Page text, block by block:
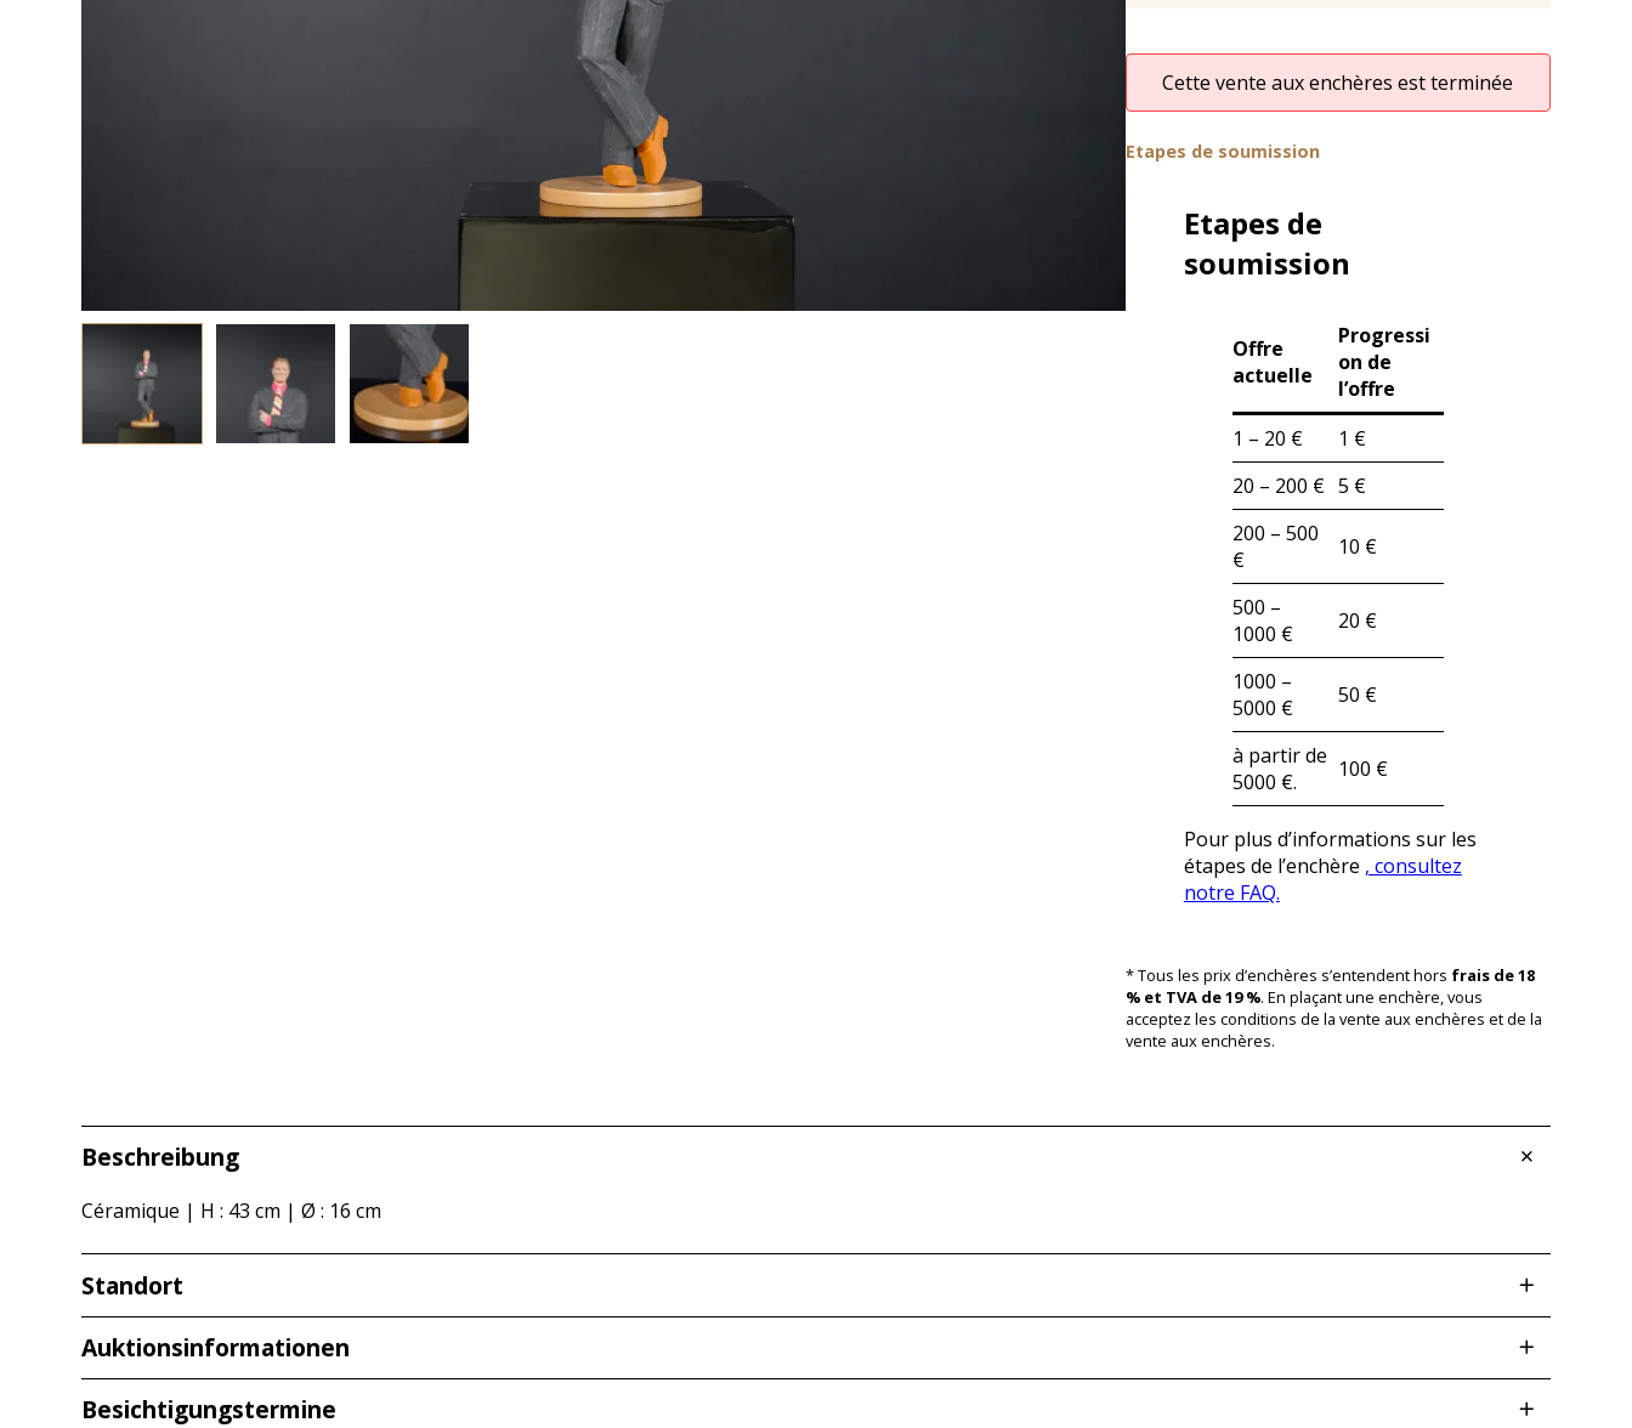
Cette vente aux enchères est terminée
Etapes de soumission
Etapes de
soumission
Offre
actuelle
Progressi
on de
l’offre
1 – 20 €
1 €
20 – 200 € 5 €
200 – 500
€
10 €
500 –
1000 €
20 €
1000 –
5000 €
50 €
à partir de
5000 €.
100 €
Pour plus d’informations sur les
étapes de l’enchère , consultez
notre FAQ.
* Tous les prix d’enchères s’entendent hors frais de 18
% et TVA de 19 %. En plaçant une enchère, vous
acceptez les conditions de la vente aux enchères et de la
vente aux enchères.
Beschreibung
Céramique | H : 43 cm | Ø : 16 cm
Standort
Redcarstraße 3
53842 Troisdorf
Auktionsinformationen
Besichtigungstermine